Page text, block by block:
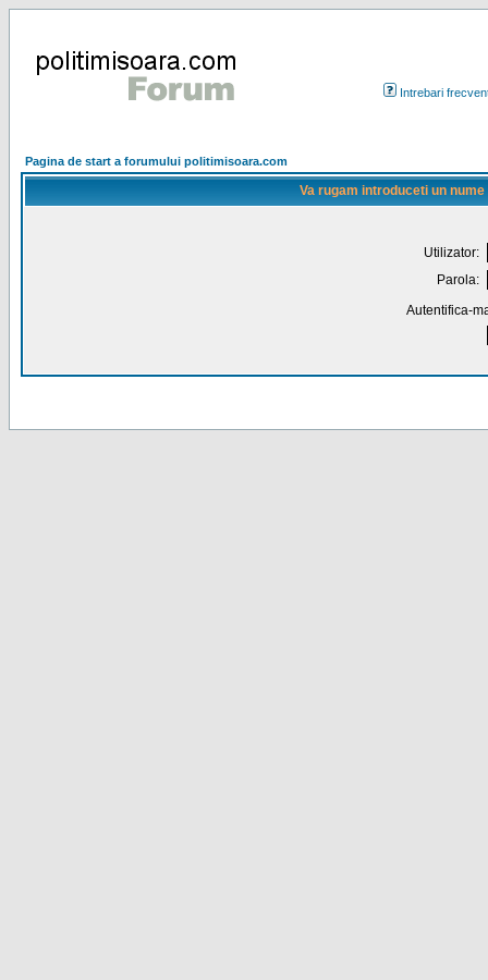
Intrebari
Pagina de start a forumului politimisoara.com
Va rugam introduceti un
Utilizator:
Parola:
Autentifica-